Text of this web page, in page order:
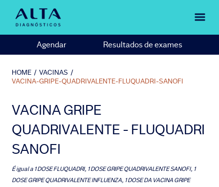
Agendar Resultados de exames
HOME / VACINAS /
VACINA-GRIPE-QUADRIVALENTE-FLUQUADRI-SANOFI
VACINA GRIPE
QUADRIVALENTE - FLUQUADRI
SANOFI
É igual a 1 DOSE FLUQUADRI, 1 DOSE GRIPE QUADRIVALENTE SANOFI, 1
DOSE GRIPE QUADRIVALENTE INFLUENZA, 1 DOSE DA VACINA GRIPE